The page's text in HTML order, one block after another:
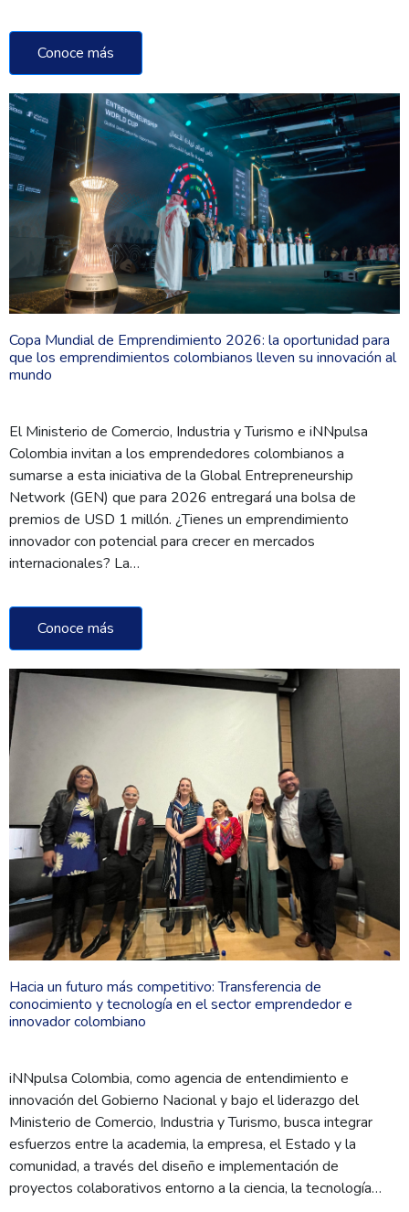
Conoce más
Copa Mundial de Emprendimiento 2026: la oportunidad para
que los emprendimientos colombianos lleven su innovación al
mundo
El Ministerio de Comercio, Industria y Turismo e iNNpulsa
Colombia invitan a los emprendedores colombianos a
sumarse a esta iniciativa de la Global Entrepreneurship
Network (GEN) que para 2026 entregará una bolsa de
premios de USD 1 millón. ¿Tienes un emprendimiento
innovador con potencial para crecer en mercados
internacionales? La…
Conoce más
Hacia un futuro más competitivo: Transferencia de
conocimiento y tecnología en el sector emprendedor e
innovador colombiano
iNNpulsa Colombia, como agencia de entendimiento e
innovación del Gobierno Nacional y bajo el liderazgo del
Ministerio de Comercio, Industria y Turismo, busca integrar
esfuerzos entre la academia, la empresa, el Estado y la
comunidad, a través del diseño e implementación de
proyectos colaborativos entorno a la ciencia, la tecnología…